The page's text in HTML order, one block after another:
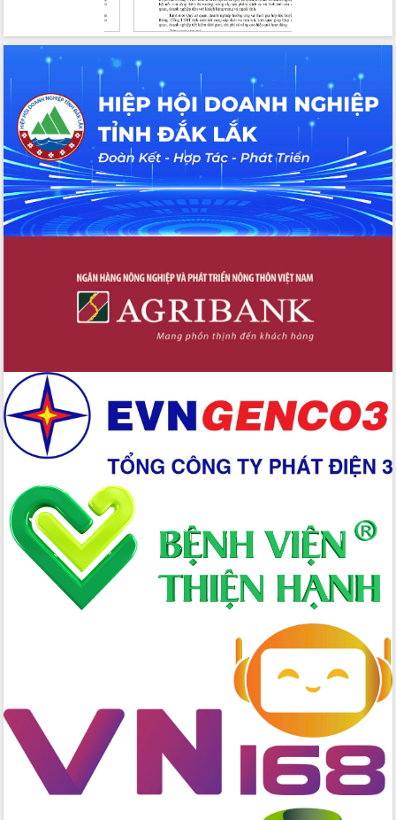
hội và đại biểu HĐND các cấp diễn ra
an toàn, hiệu quả, đúng quy định
Thủ tướng Chính phủ Phạm Minh Chính
kiểm tra, chỉ đạo hoàn thành các dự
án cao tốc và thăm khu tái định cư tại
Đắk Lắk
Sôi nổi Hội đua ngựa truyền thống Gò
Thì Thùng mừng Xuân Bính Ngọ 2026
Lãnh đạo tỉnh dâng hương tưởng niệm
tại Đập Đồng Cam đầu Xuân Bính Ngọ
Ngành nông nghiệp phấn đấu tăng
trưởng đạt 5,86% trong năm 2026
UBND tỉnh Đắk Lắk triển khai công tác
Đắk Lắk tập trung toàn lực khắc phục
tồn tại IUU, sẵn sàng làm việc với
chúc mừng các bệnh viện nhân Ngày
Thầy thuốc Việt Nam
Rộn ràng lễ hội truyền thống Sông
nước Đà Nông lần thứ I năm 2026
Kỳ họp Chuyên đề lần thứ Năm, HĐND
tỉnh Đắk Lắk thông qua các nghị quyết
quan trọng
Thống nhất danh sách giới thiệu ứng
cử đại biểu Quốc hội khoá XVI và đại
biểu HĐND tỉnh Đắk Lắk, nhiệm kỳ
2026-2031
Phát động hai phong trào thi đua quan
trọng trong kỷ nguyên mới
cao kết quả Chiến dịch Quang Trung
tại Đắk Lắk
Hội nghị Ban Chấp hành Đảng bộ tỉnh
Đắk Lắk lần thứ 2 (mở rộng)
Tập trung giải phóng mặt bằng, đẩy